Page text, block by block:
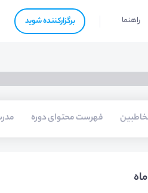
راهنما برگزار‌‌کننده شوید
فهرست محتوای دوره